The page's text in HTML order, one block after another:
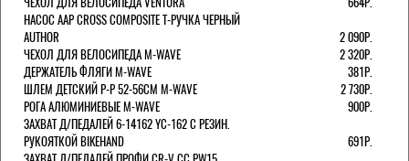
НАСОС AAP CROSS COMPOSITE Т-РУЧКА ЧЕРНЫЙ
AUTHOR
2 090Р.
ЧЕХОЛ ДЛЯ ВЕЛОСИПЕДА M-WAVE
2 320Р.
ДЕРЖАТЕЛЬ ФЛЯГИ M-WAVE
381Р.
ШЛЕМ ДЕТСКИЙ Р-Р 52-56СМ M-WAVE
2 730Р.
РОГА АЛЮМИНИЕВЫЕ M-WAVE
900Р.
ЗАХВАТ Д/ПЕДАЛЕЙ 6-14162 YC-162 С РЕЗИН.
РУКОЯТКОЙ BIKEHAND
691Р.